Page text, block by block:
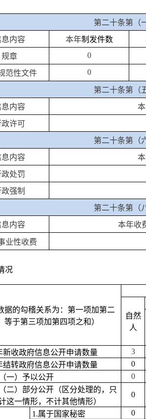
第二十条第（
内容
本年制发件数
规章
0
范性文件 0
第二十条第（
内容
政许可
第二十条第（
内容
处罚
强制
第二十条第（
内容
本年收
业性收费
况
据的勾稽关系为：第一项加第二
等于第三项加第四项之和）
自然
人
新收政府信息公开申请数量 3
结转政府信息公开申请数量
0
（一）予以公开 0
（二）部分公开（区分处理的，只
这一情形，不计其他情形）
0
1.属于国家秘密 0